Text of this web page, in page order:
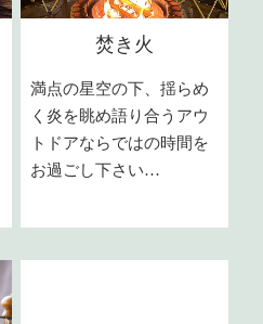
焚き火
満点の星空の下、揺らめ
く炎を眺め語り合うアウ
トドアならではの時間を
お過ごし下さい…